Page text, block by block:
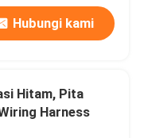
Hubungi kami
Hitam, Pita
Harness